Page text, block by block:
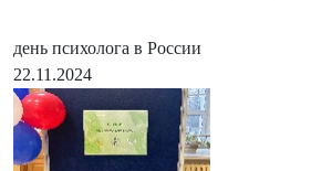
день психолога в России
22.11.2024